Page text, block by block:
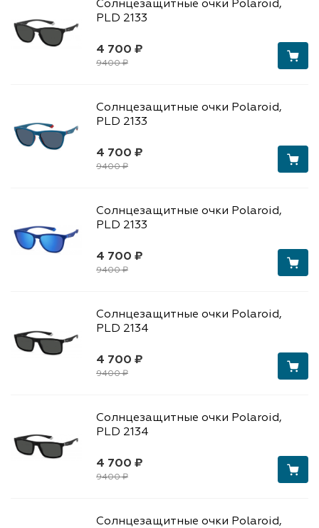
4 700 ₽
9400 ₽
Солнцезащитные очки Polaroid,
PLD 2133
4 700 ₽
9400 ₽
Солнцезащитные очки Polaroid,
PLD 2133
4 700 ₽
9400 ₽
Солнцезащитные очки Polaroid,
PLD 2133
4 700 ₽
9400 ₽
Солнцезащитные очки Polaroid,
PLD 2134
4 700 ₽
9400 ₽
Солнцезащитные очки Polaroid,
PLD 2134
Солнцезащитные очки Polaroid,